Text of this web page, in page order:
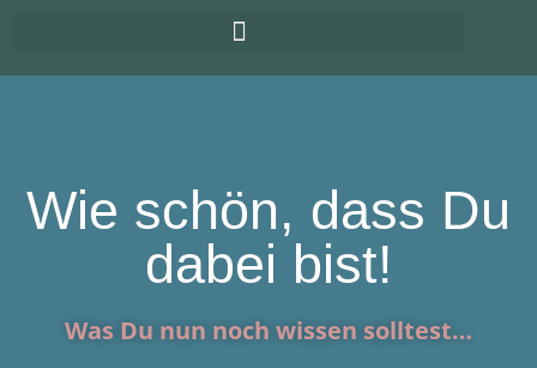
Wie schön, dass Du
dabei bist!
Was Du nun noch wissen solltest…